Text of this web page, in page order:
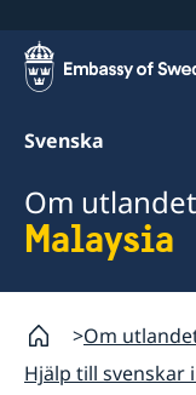
Svenska
Om utlandet
Malaysia
Om
Hjälp till svenskar